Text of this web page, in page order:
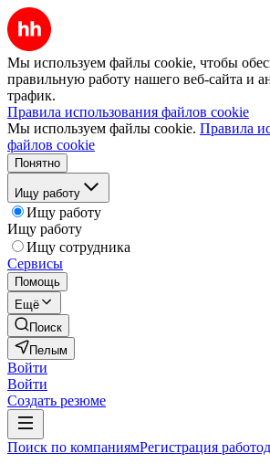
Мы используем файлы cookie, чтобы
правильную работу нашего веб-сайта и
трафик.
Правила использования файлов cookie
Мы используем файлы cookie. Правила
файлов cookie
Понятно
Ищу работу
Ищу работу
Ищу работу
Ищу сотрудника
Сервисы
Помощь
Ещё
Поиск
Пелым
Войти
Войти
Создать резюме
Поиск по компаниямРегистрация